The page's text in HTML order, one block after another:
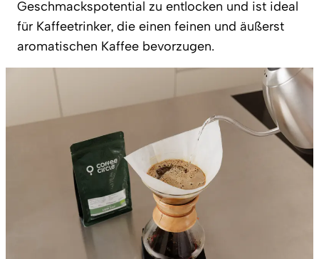
Geschmackspotential zu entlocken und ist ideal
für Kaffeetrinker, die einen feinen und äußerst
aromatischen Kaffee bevorzugen.